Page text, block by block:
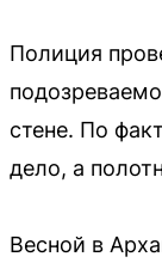
Полиция
стене. По
дело, а
Весной в